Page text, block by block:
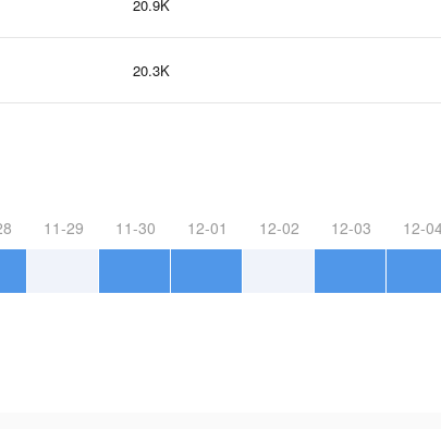
20.9K
20.3K
11-29 11-30 12-01 12-02 12-03 12-